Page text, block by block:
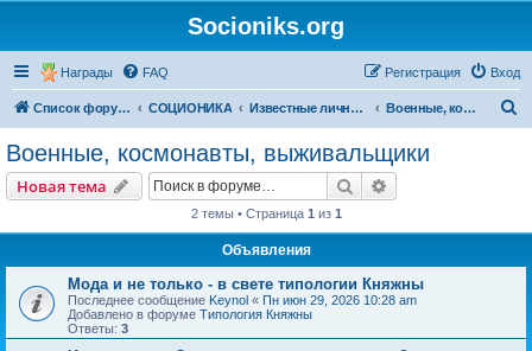
Socioniks.org
Награды FAQ Вход
Регистрация
Список форумов СОЦИОНИКА Известные личности Военные, космонавты, выживальщики
Военные, космонавты, выживальщики
Новая тема Поиск
2 темы • Страница 1 из 1
Объявления
Мода и не только - в свете типологии Княжны
Последнее сообщение Keynol « Пн июн 29, 2026 10:28 am
Добавлено в форуме Типология Княжны
Ответы: 3